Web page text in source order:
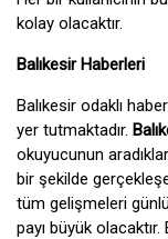
kolay olacaktır.
Balıkesir Haberleri
Balıkesir odaklı
yer tutmaktadır.
okuyucunun
bir şekilde
tüm gelişmeleri
payı büyük